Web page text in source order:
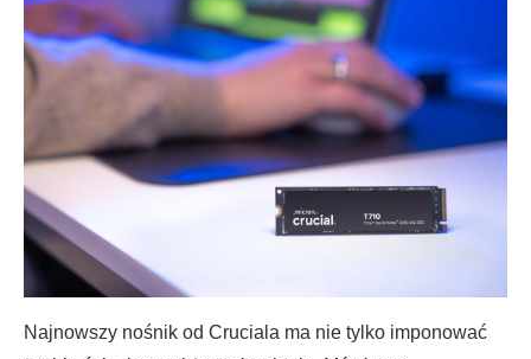
Najnowszy nośnik od Cruciala ma nie tylko imponować